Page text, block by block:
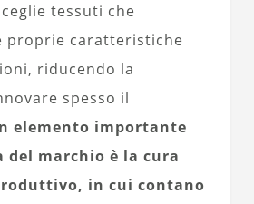
tessuti che
proprie caratteristiche
riducendo la
spesso il
elemento importante
del marchio è la cura
in cui contano